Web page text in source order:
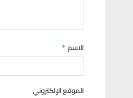
الاسم *
الموقع الإلكتروني